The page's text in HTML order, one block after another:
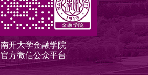
南开大学金融学院
官方微信公众平台